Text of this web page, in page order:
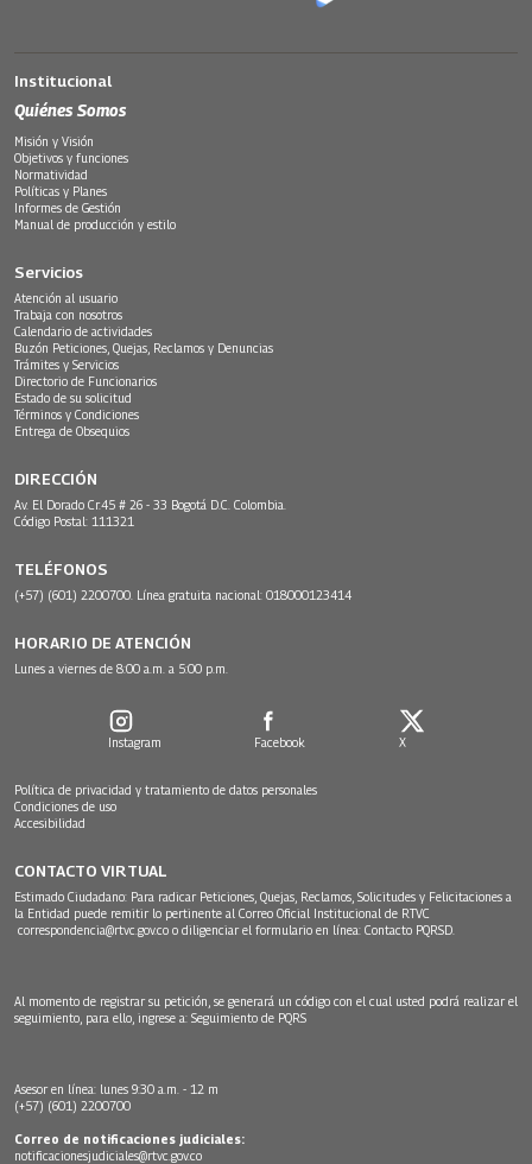
Institucional
Quiénes Somos
Misión y Visión
Objetivos y funciones
Normatividad
Políticas y Planes
Informes de Gestión
Manual de producción y estilo
Servicios
Atención al usuario
Trabaja con nosotros
Calendario de actividades
Buzón Peticiones, Quejas, Reclamos y Denuncias
Trámites y Servicios
Directorio de Funcionarios
Estado de su solicitud
Términos y Condiciones
Entrega de Obsequios
DIRECCIÓN
Av. El Dorado Cr.45 # 26 - 33 Bogotá D.C. Colombia.
Código Postal: 111321
TELÉFONOS
(+57) (601) 2200700. Línea gratuita nacional: 018000123414
HORARIO DE ATENCIÓN
Lunes a viernes de 8:00 a.m. a 5:00 p.m.
Instagram Facebook X
Política de privacidad y tratamiento de datos personales
Condiciones de uso
Accesibilidad
CONTACTO VIRTUAL
Estimado Ciudadano: Para radicar Peticiones, Quejas, Reclamos, Solicitudes y Felicitaciones a
la Entidad puede remitir lo pertinente al Correo Oficial Institucional de RTVC
correspondencia@rtvc.gov.co o diligenciar el formulario en línea: Contacto PQRSD.
Al momento de registrar su petición, se generará un código con el cual usted podrá realizar el
seguimiento, para ello, ingrese a: Seguimiento de PQRS
Asesor en línea: lunes 9:30 a.m. - 12 m
(+57) (601) 2200700
Correo de notificaciones judiciales:
notificacionesjudiciales@rtvc.gov.co